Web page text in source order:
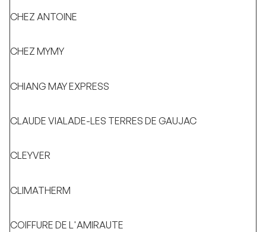
CHEZ ANTOINE
CHEZ MYMY
CHIANG MAY EXPRESS
CLAUDE VIALADE-LES TERRES DE GAUJAC
CLEYVER
CLIMATHERM
COIFFURE DE L'AMIRAUTE